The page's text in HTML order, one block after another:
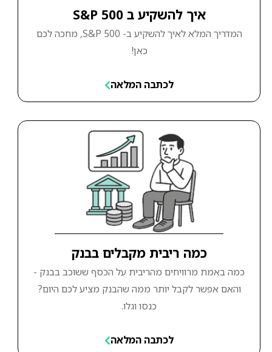
איך להשקיע ב S&P 500
המדריך המלא לאיך להשקיע ב- S&P 500, מחכה לכם
כאן!
לכתבה המלאה
כמה ריבית מקבלים בבנק
כמה באמת מרוויחים מהריבית על הכסף ששוכב בבנק -
והאם אפשר לקבל יותר ממה שהבנק מציע לכם היום?
כנסו וגלו.
לכתבה המלאה